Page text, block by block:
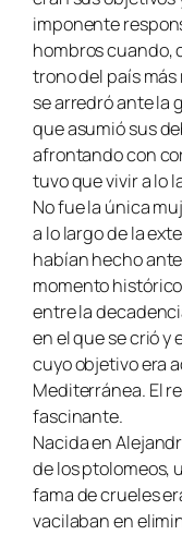
imponente
hombros cuando,
trono del país
se arredró ante la
que asumió sus
afrontando con
tuvo que vivir a lo
No fue la única
a lo largo de la
habían hecho
momento
entre la
en el que se crió y
cuyo objetivo era
Mediterránea. El
fascinante.
Nacida en
de los ptolomeos,
fama de crueles
vacilaban en